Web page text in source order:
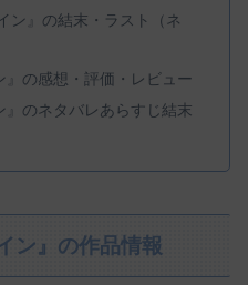
ン』の結末・ラスト（ネ
の感想・評価・レビュー
のネタバレあらすじ結末
ン』の作品情報